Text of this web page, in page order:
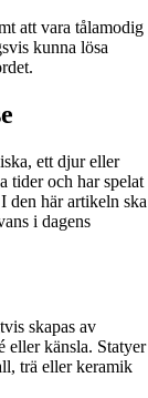
att vara tålamodig
kunna lösa
ett djur eller
tider och har spelat
den här artikeln ska
i dagens
skapas av
eller känsla. Statyer
trä eller keramik